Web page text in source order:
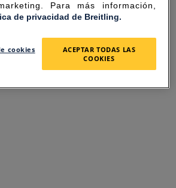
FOR THE
Para más información,
de privacidad de Breitling.
cookies
ACEPTAR TODAS LAS
COOKIES